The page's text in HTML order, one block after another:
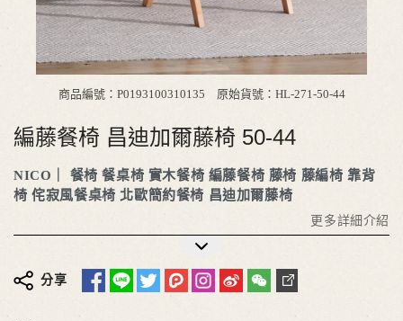
商品編號：P0193100310135 原始貨號：HL-271-50-44
編藤餐椅 昌迪加爾藤椅 50-44
NICO｜ 餐椅 餐桌椅 實木餐椅 編藤餐椅 藤椅 藤編椅 靠背
椅 侘寂風餐桌椅 北歐簡約餐椅 昌迪加爾藤椅
更多詳細介紹
分享